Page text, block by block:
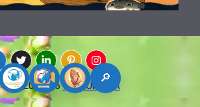
© 2020-2026INORUHANA
🔎